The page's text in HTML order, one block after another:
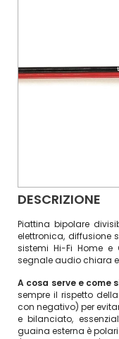
DESCRIZIONE
Piattina bipolare
elettronica, diffusione
sistemi Hi-Fi Home
segnale audio chiara
A cosa serve e come
sempre il rispetto
con negativo) per
e bilanciato,
guaina esterna è